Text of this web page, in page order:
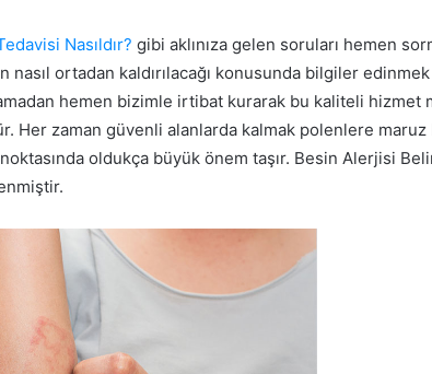
Nasıldır? gibi aklınıza gelen soruları hemen
nasıl ortadan kaldırılacağı konusunda bilgiler
hemen bizimle irtibat kurarak bu kaliteli hizmet
Her zaman güvenli alanlarda kalmak polenlere maruz
oldukça büyük önem taşır. Besin Alerjisi